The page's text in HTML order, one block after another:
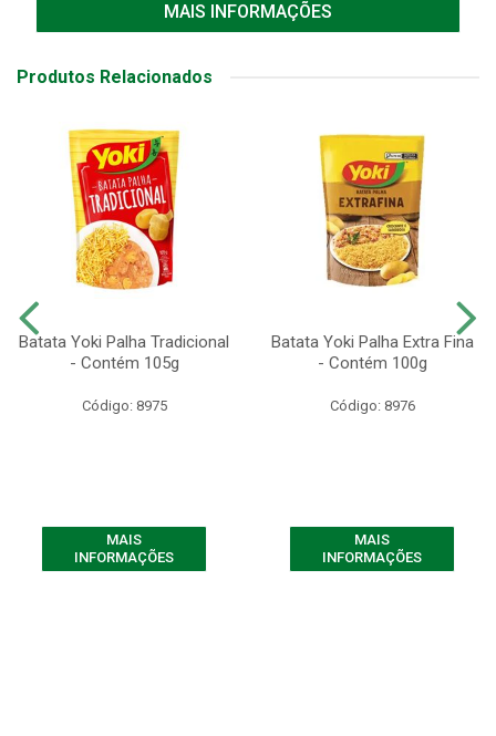
MAIS INFORMAÇÕES
Produtos Relacionados
Batata Yoki Palha Tradicional
- Contém 105g
Código: 8975
MAIS
INFORMAÇÕES
Batata Yoki Palha Extra Fina
- Contém 100g
Código: 8976
MAIS
INFORMAÇÕES